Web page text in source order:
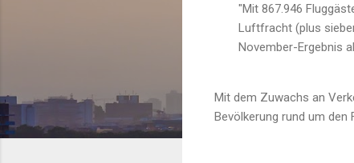
"Mit 867.946
Luftfracht (plus
November-Ergebnis
Mit dem Zuwachs an
Bevölkerung rund um den